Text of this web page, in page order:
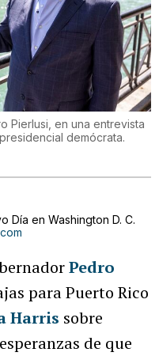
Pierlusi, en una entrevista
demócrata.
Día en Washington D. C.
Pedro
para Puerto Rico
Harris sobre
de que